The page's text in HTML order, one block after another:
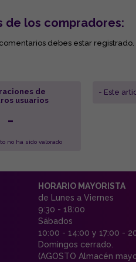
de los compradores:
debes estar registrado.
de
usuarios
-
no ha sido valorado
- Este
HORARIO MAYORISTA
de Lunes a Viernes
9:30 - 18:00
Sábados
10:00 - 14:00 y 17:00 -
Domingos cerrado.
(AGOSTO Almacén